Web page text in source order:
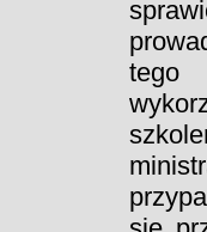
tego